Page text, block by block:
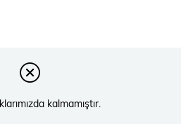
kalmamıştır.